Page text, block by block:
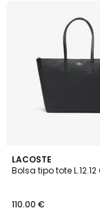
LACOSTE
Bolsa tipo tote
€.
110.00 €